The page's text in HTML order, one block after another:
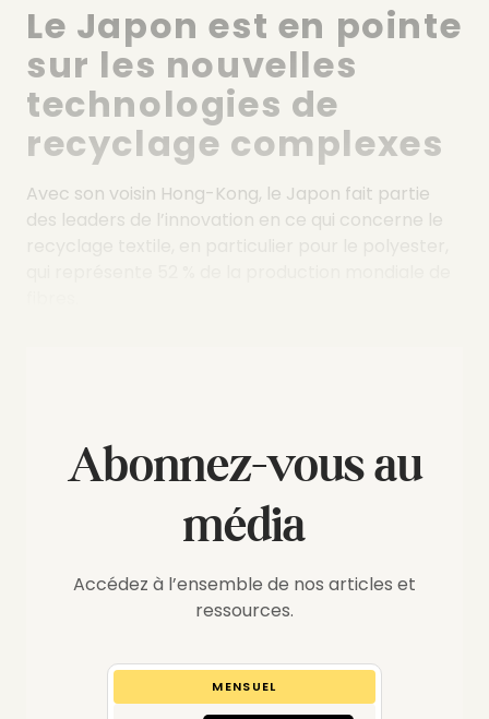
Le Japon est en pointe
sur les nouvelles
technologies de
recyclage complexes
Avec son voisin Hong-Kong, le Japon fait partie
des leaders de l’innovation en ce qui concerne le
Abonnez-vous au
média
Accédez à l’ensemble de nos articles et
ressources.
MENSUEL